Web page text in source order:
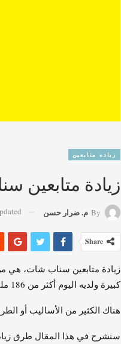
زياده متابعين
زيادة متابعين
By م. ضرار حسن
Share
زيادة متابعين سناب شات، هي
كبيرة ولديه اليوم أكثر من 186 مليون شخص نشط يومياً.
هناك الكثير من الأساليب أو
سنشرح في هذا المقال طرق